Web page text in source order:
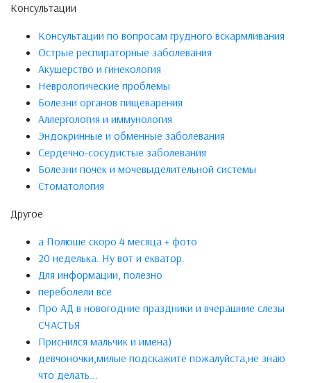
Консультации
Консультации по вопросам грудного вскармливания
Острые респираторные заболевания
Акушерство и гинекология
Неврологические проблемы
Болезни органов пищеварения
Аллергология и иммунология
Эндокринные и обменные заболевания
Сердечно-сосудистые заболевания
Болезни почек и мочевыделительной системы
Стоматология
Другое
а Полюше скоро 4 месяца + фото
20 неделька. Ну вот и екватор.
Для информации, полезно
переболели все
Про АД в новогодние праздники и вчерашние слезы
СЧАСТЬЯ
Приснился мальчик и имена)
девчоночки,милые подскажите пожалуйста,не знаю
что делать...